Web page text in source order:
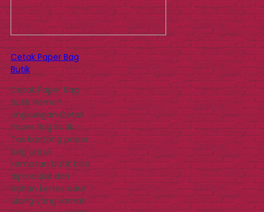
Cetak Paper Bag
Butik
Cetak Paper Bag
Butik Ramah
Lingkungan Cetak
Paper Bag Butik –
Tas kantong paper
bag untuk
kemasan butik bisa
diproduksi dari
bahan kertas daur
ulang yang ramah